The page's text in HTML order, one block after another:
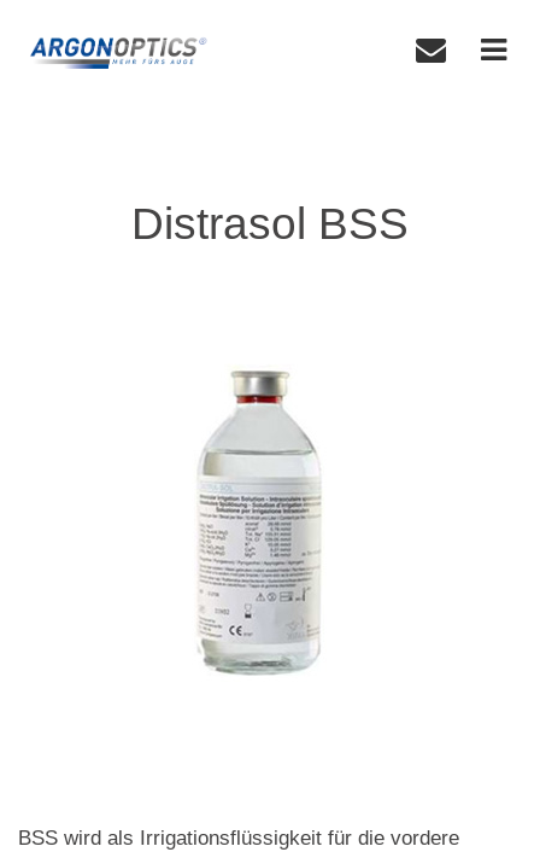
Distrasol BSS
BSS wird als Irrigationsflüssigkeit für die vordere